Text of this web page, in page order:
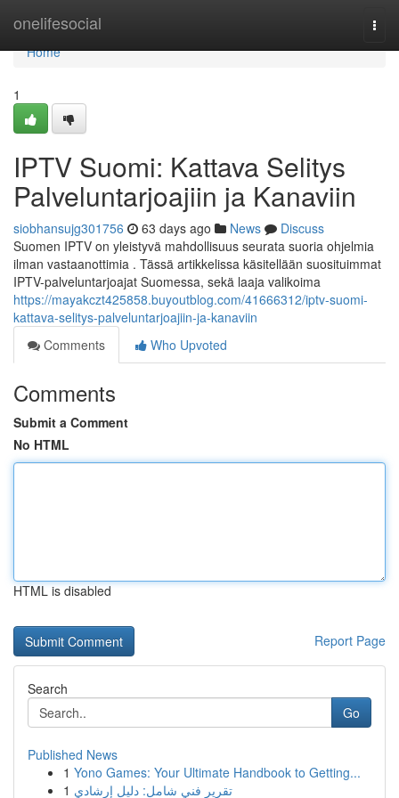
onelifesocial
Home
Home
1
IPTV Suomi: Kattava Selitys
Palveluntarjoajiin ja Kanaviin
siobhansujg301756 63 days ago News
Discuss
Suomen IPTV on yleistyvä mahdollisuus seurata suoria ohjelmia
ilman vastaanottimia . Tässä artikkelissa käsitellään suosituimmat
IPTV-palveluntarjoajat Suomessa, sekä laaja valikoima
https://mayakczt425858.buyoutblog.com/41666312/iptv-suomi-
kattava-selitys-palveluntarjoajiin-ja-kanaviin
Comments
Who Upvoted
Comments
Submit a Comment
No HTML
HTML is disabled
Report Page
Search
Go
Published News
1 Yono Games: Your Ultimate Handbook to Getting...
1 تقرير فني شامل: دليل إرشادي